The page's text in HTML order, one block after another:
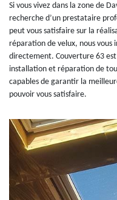
Si vous vivez dans la zone de
recherche d’un prestataire
peut vous satisfaire sur la
réparation de velux, nous vous
directement. Couverture 63
installation et réparation de
capables de garantir la
pouvoir vous satisfaire.